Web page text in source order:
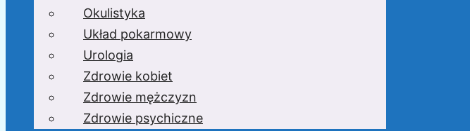
Okulistyka
Układ pokarmowy
Urologia
Zdrowie kobiet
Zdrowie mężczyzn
Zdrowie psychiczne